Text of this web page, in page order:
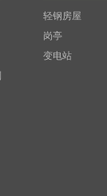
轻钢房屋
岗亭
变电站